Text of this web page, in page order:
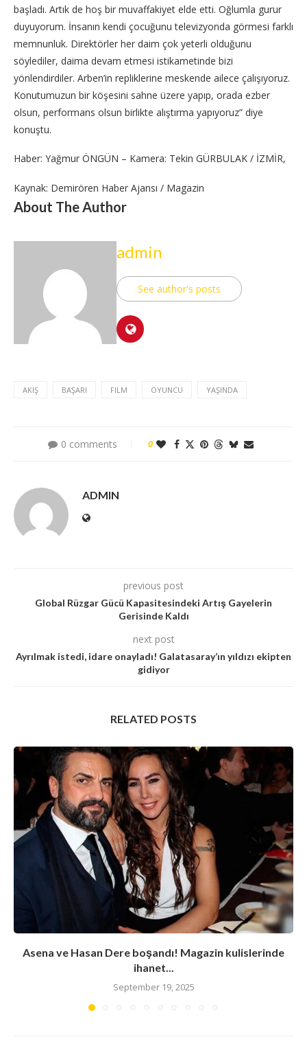
başladı. Artık de hoş bir muvaffakiyet elde etti. Oğlumla gurur
duyuyorum. İnsanın kendi çocuğunu televizyonda görmesi farklı
memnunluk. Direktörler her daim çok yeterli olduğunu
söylediler, daima devam etmesi istikametinde bizi
yönlendirdiler. Arben’in repliklerine meskende ailece çalışıyoruz.
Konutumuzun bir köşesini sahne üzere yapıp, orada ezber
olsun, performans olsun birlikte alıştırma yapıyoruz” diye
konuştu.
Haber: Yağmur ÖNGÜN – Kamera: Tekin GÜRBULAK / İZMİR,
Kaynak: Demirören Haber Ajansı / Magazin
About The Author
admin
See author's posts
AKIŞ BAŞARI FILM OYUNCU YAŞINDA
0 comments 0
ADMIN
previous post
Global Rüzgar Gücü Kapasitesindeki Artış Gayelerin
Gerisinde Kaldı
next post
Ayrılmak istedi, idare onayladı! Galatasaray’ın yıldızı ekipten
gidiyor
RELATED POSTS
Asena ve Hasan Dere boşandı! Magazin kulislerinde
ihanet...
September 19, 2025